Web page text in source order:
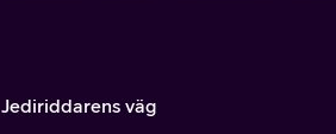
Jediriddarens väg